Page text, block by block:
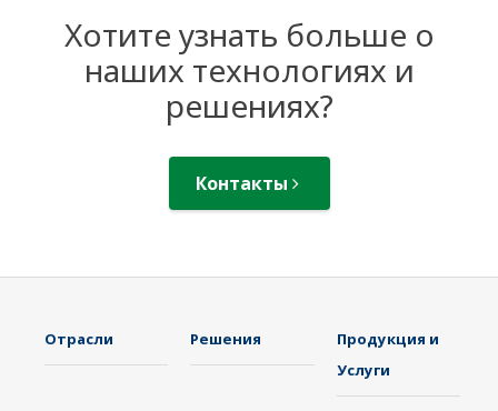
Хотите узнать больше о
наших технологиях и
решениях?
Контакты
Отрасли Решения
Продукция и
Услуги